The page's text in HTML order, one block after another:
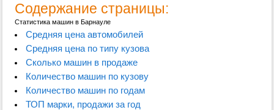
Содержание страницы:
Статистика машин в Барнауле
Средняя цена автомобилей
Средняя цена по типу кузова
Сколько машин в продаже
Количество машин по кузову
Количество машин по годам
ТОП марки, продажи за год